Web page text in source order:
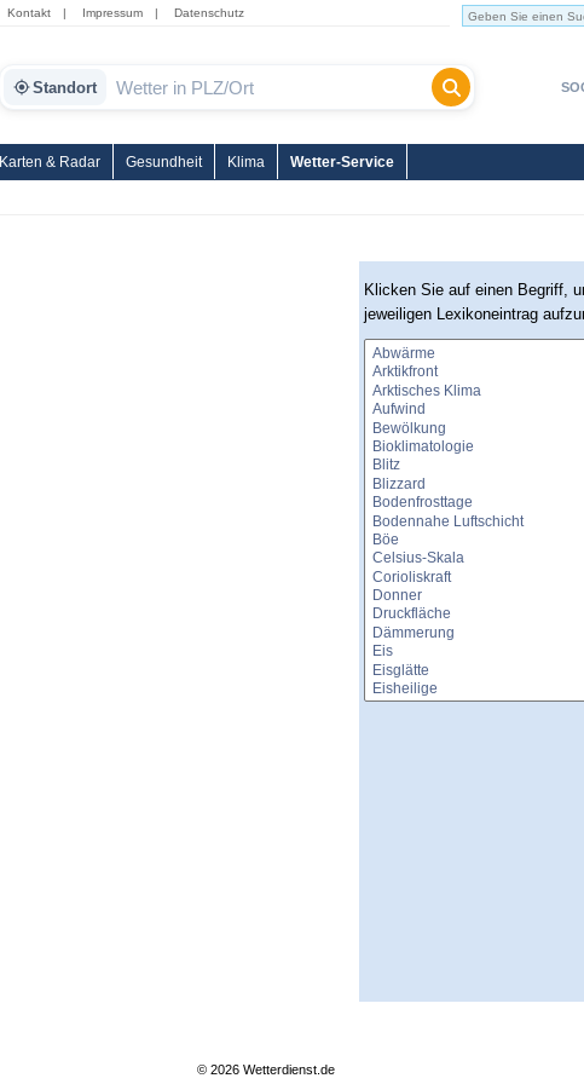
Kontakt | Impressum | Datenschutz
Standort
Karten & Radar Gesundheit Klima Wetter-Service
Klicken Sie auf einen Begriff,
jeweiligen Lexikoneintrag
© 2026 Wetterdienst.de